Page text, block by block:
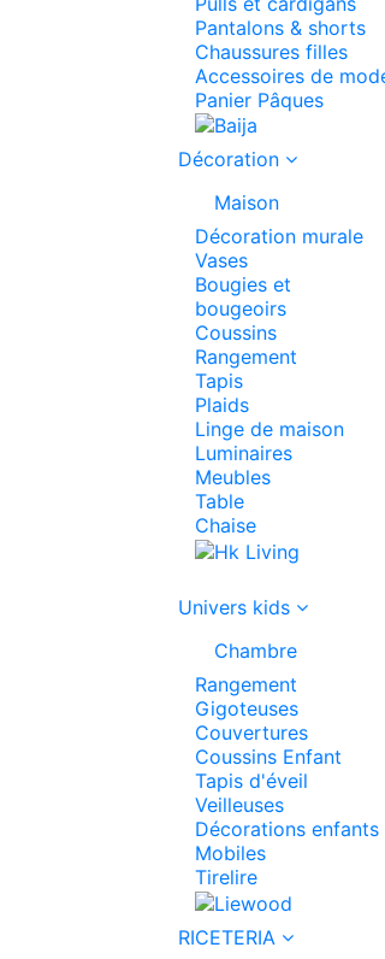
Pantalons & shorts
Chaussures filles
Accessoires de
Panier Pâques
Décoration
Maison
Décoration murale
Vases
Bougies et
bougeoirs
Coussins
Rangement
Tapis
Plaids
Linge de maison
Luminaires
Meubles
Table
Chaise
Univers kids
Chambre
Rangement
Gigoteuses
Couvertures
Coussins Enfant
Tapis d'éveil
Veilleuses
Décorations enfants
Mobiles
Tirelire
RICETERIA